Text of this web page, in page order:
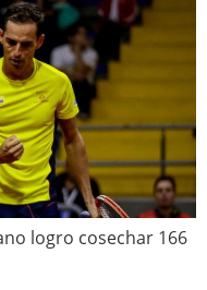
logro cosechar 166